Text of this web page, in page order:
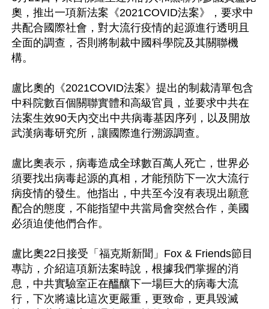
奧，推出一項新法案《2021COVID法案》，要求中
共配合國際社會，對大流行疫情的起源進行透明且
全面的調查，否則將制裁中國科學院及其關聯機
構。
盧比奧的《2021COVID法案》提出的制裁清單包含
中科院數百個關聯實體和高級官員，並要求中共在
法案生效90天內交出中共病毒基因序列，以及開放
武漢病毒研究所，讓國際進行溯源調查。
盧比奧表示，病毒造成全球數百萬人死亡，世界必
須要找出病毒起源的真相，才能預防下一次大流行
病疫情的發生。他指出，中共至今沒有表現出願意
配合的態度，不能指望中共當局會突然合作，美國
必須迫使他們合作。
盧比奧22日接受「福克斯新聞」Fox & Friends節目
專訪，介紹這項新法案時說，根據我們掌握的消
息，中共實驗室正在醞釀下一場巨大的病毒大流
行，下次將遠比這次更嚴重，更致命，更具毀滅